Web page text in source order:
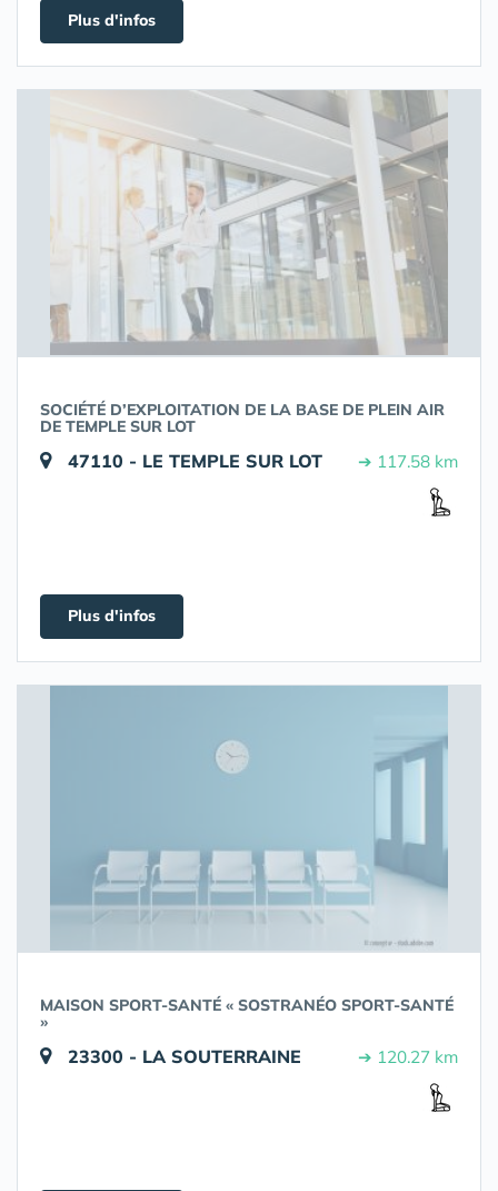
Plus d'infos
SOCIÉTÉ D’EXPLOITATION DE LA BASE DE PLEIN AIR
DE TEMPLE SUR LOT
47110 - LE TEMPLE SUR LOT ➔ 117.58 km
Plus d'infos
MAISON SPORT-SANTÉ « SOSTRANÉO SPORT-SANTÉ
»
23300 - LA SOUTERRAINE ➔ 120.27 km